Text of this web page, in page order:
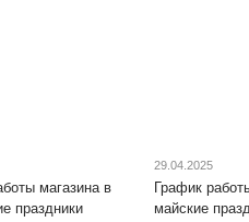
магазина в
праздники
29.04.2025
График
майские